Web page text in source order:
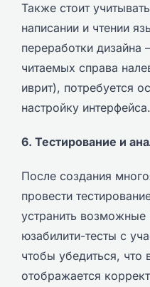
Также стоит
написании и чтении
переработки
читаемых справа
иврит), потребуется
настройку интерфейса.
6. Тестирование и
После создания
провести
устранить
юзабилити-тесты с
чтобы убедиться, что
отображается